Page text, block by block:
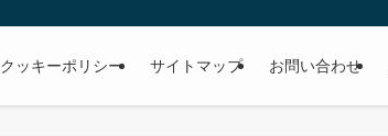
クッキーポリシー サイトマップ お問い合わせ